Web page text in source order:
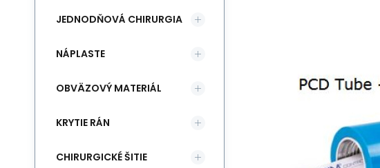
JEDNODŇOVÁ CHIRURGIA
NÁPLASTE
OBVÄZOVÝ MATERIÁL
KRYTIE RÁN
CHIRURGICKÉ ŠITIE